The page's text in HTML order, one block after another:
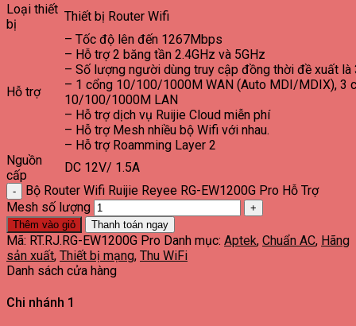
Loại thiết
bị
Thiết bị Router Wifi
Hỗ trợ
– Tốc độ lên đến 1267Mbps
– Hỗ trợ 2 băng tần 2.4GHz và 5GHz
– Số lượng người dùng truy cập đồng thời đề xuất là
– 1 cổng 10/100/1000M WAN (Auto MDI/MDIX), 3
10/100/1000M LAN
– Hỗ trợ dịch vụ Ruijie Cloud miễn phí
– Hỗ trợ Mesh nhiều bộ Wifi với nhau.
– Hỗ trợ Roamming Layer 2
Nguồn
cấp
DC 12V/ 1.5A
Bộ Router Wifi Ruijie Reyee RG-EW1200G Pro Hỗ Trợ
Mesh số lượng
Thêm vào giỏ Thanh toán ngay
Mã: RT.RJ.RG-EW1200G Pro Danh mục: Aptek, Chuẩn AC, Hãng
sản xuất, Thiết bị mạng, Thu WiFi
Danh sách cửa hàng
Chi nhánh 1